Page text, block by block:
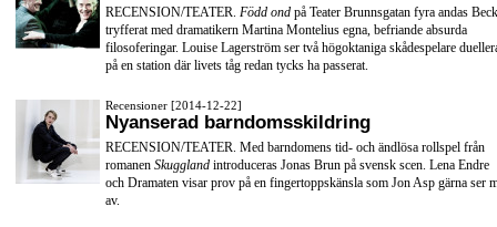
RECENSION/TEATER. Född ond på Teater Brunnsgatan fyra andas
tryfferat med dramatikern Martina Montelius egna, befriande absurda
filosoferingar. Louise Lagerström ser två högoktaniga skådespelare
på en station där livets tåg redan tycks ha passerat.
Recensioner [2014-12-22]
Nyanserad barndomsskildring
RECENSION/TEATER. Med barndomens tid- och ändlösa rollspel från
romanen Skuggland introduceras Jonas Brun på svensk scen. Lena Endre
och Dramaten visar prov på en fingertoppskänsla som Jon Asp gärna ser
av.